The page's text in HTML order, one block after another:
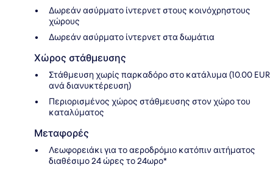
Δωρεάν ασύρματο ίντερνετ στους κοινόχρηστους
χώρους
Δωρεάν ασύρματο ίντερνετ στα δωμάτια
Χώρος στάθμευσης
Στάθμευση χωρίς παρκαδόρο στο κατάλυμα (10.00 EUR
ανά διανυκτέρευση)
Περιορισμένος χώρος στάθμευσης στον χώρο του
καταλύματος
Μεταφορές
Λεωφορειάκι για το αεροδρόμιο κατόπιν αιτήματος
διαθέσιμο 24 ώρες το 24ωρο*